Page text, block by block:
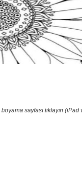
boyama sayfası tıklayın